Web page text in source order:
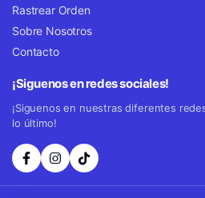
Rastrear Orden
Sobre Nosotros
Contacto
¡Siguenos en redes sociales!
¡Siguenos en nuestras diferentes
lo último!